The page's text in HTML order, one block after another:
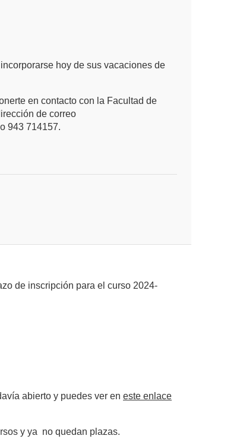
hoy de sus vacaciones de
en contacto con la Facultad de
de correo
943 714157.
de inscripción para el curso 2024-
abierto y puedes ver en este enlace
y ya no quedan plazas.